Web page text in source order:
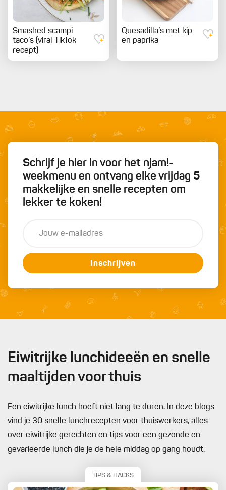
Smashed scampi
taco’s (viral TikTok
recept)
Quesadilla’s met kip
en paprika
Schrijf je hier in voor het njam!-
weekmenu en ontvang elke vrijdag 5
makkelijke en snelle recepten om
lekker te koken!
Inschrijven
Eiwitrijke lunchideeën en snelle
maaltijden voor thuis
Een eiwitrijke lunch hoeft niet lang te duren. In deze blogs
vind je 30 snelle lunchrecepten voor thuiswerkers, alles
over eiwitrijke gerechten en tips voor een gezonde en
gevarieerde lunch die je de hele middag op gang houdt.
TIPS & HACKS